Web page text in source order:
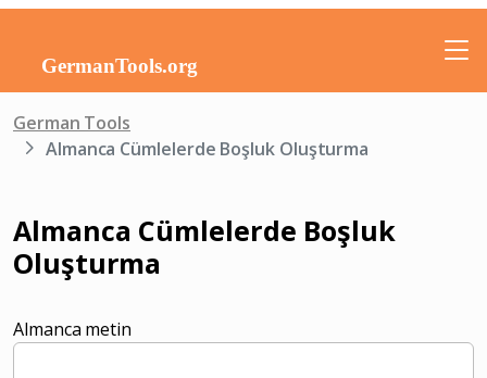
German Tools
Almanca Cümlelerde Boşluk Oluşturma
Almanca Cümlelerde Boşluk
Oluşturma
Almanca metin